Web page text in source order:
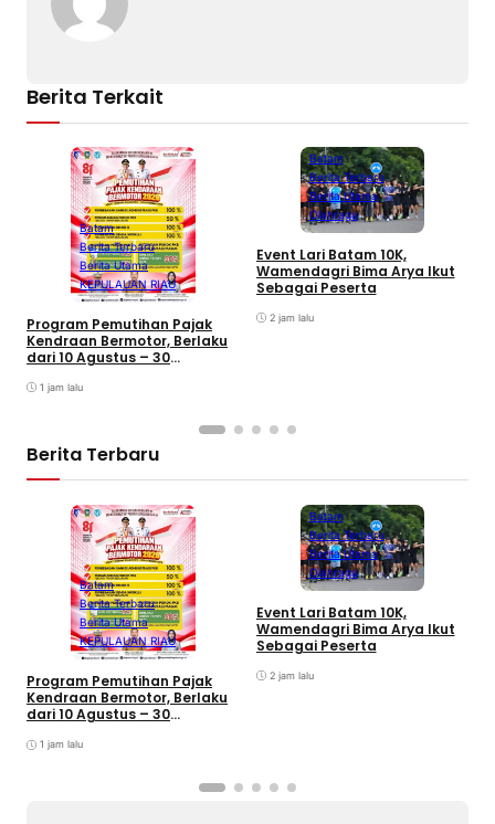
Berita Terkait
Batam
Berita Terbaru
Berita Utama
KEPULAUAN RIAU
Program Pemutihan Pajak
Kendraan Bermotor, Berlaku
dari 10 Agustus – 30
1 jam lalu
Batam
Berita Terbaru
Berita Utama
Olahraga
Event Lari Batam 10K,
Wamendagri Bima Arya Ikut
Sebagai Peserta
2 jam lalu
Berita Terbaru
Batam
Berita Terbaru
Berita Utama
KEPULAUAN RIAU
Program Pemutihan Pajak
Kendraan Bermotor, Berlaku
dari 10 Agustus – 30
1 jam lalu
Batam
Berita Terbaru
Berita Utama
Olahraga
Event Lari Batam 10K,
Wamendagri Bima Arya Ikut
Sebagai Peserta
2 jam lalu